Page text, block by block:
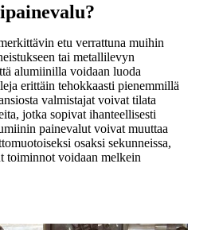
etu verrattuna muihin
tai metallilevyn
alumiinilla voidaan luoda
erittäin tehokkaasti pienemmillä
valmistajat voivat tilata
jotka sopivat ihanteellisesti
painevalut voivat muuttaa
osaksi sekunneissa,
toiminnot voidaan melkein